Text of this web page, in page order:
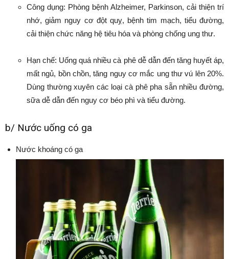
Công dụng: Phòng bệnh Alzheimer, Parkinson, cải thiện trí
nhớ, giảm nguy cơ đột quỵ, bệnh tim mạch, tiểu đường,
cải thiện chức năng hệ tiêu hóa và phòng chống ung thư.
Hạn chế: Uống quá nhiều cà phê dễ dẫn đến tăng huyết áp,
mất ngủ, bồn chồn, tăng nguy cơ mắc ung thư vú lên 20%.
Dùng thường xuyên các loại cà phê pha sẵn nhiều đường,
sữa dễ dẫn đến nguy cơ béo phì và tiểu đường.
b/ Nước uống có ga
Nước khoáng có ga